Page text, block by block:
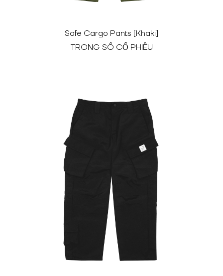
Safe Cargo Pants [Khaki]
TRONG SỐ CỔ PHIẾU